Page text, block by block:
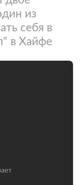
из
себя в
в Хайфе